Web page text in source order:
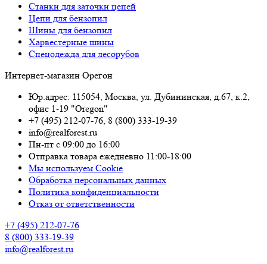
Станки для заточки цепей
Цепи для бензопил
Шины для бензопил
Харвестерные шины
Спецодежда для лесорубов
Интернет-магазин Орегон
Юр.адрес: 115054, Москва, ул. Дубининская, д.67, к.2,
офис 1-19 "Oregon"
+7 (495) 212-07-76, 8 (800) 333-19-39
info@realforest.ru
Пн-пт с 09:00 до 16:00
Отправка товара ежедневно 11:00-18:00
Мы используем Cookie
Обработка персональных данных
Политика конфиденциальности
Отказ от ответственности
+7 (495) 212-07-76
8 (800) 333-19-39
info@realforest.ru